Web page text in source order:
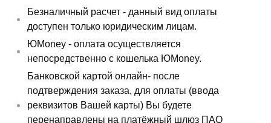
Безналичный расчет - данный вид оплаты
доступен только юридическим лицам.
ЮMoney - оплата осуществляется
непосредственно с кошелька ЮMoney.
Банковской картой онлайн- после
подтверждения заказа, для оплаты (ввода
реквизитов Вашей карты) Вы будете
перенаправлены на платёжный шлюз ПАО